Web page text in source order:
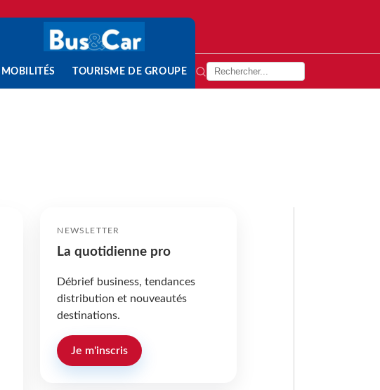
MOBILITÉS TOURISME DE GROUPE
NEWSLETTER
La quotidienne pro
Débrief business, tendances
distribution et nouveautés
destinations.
Je m'inscris